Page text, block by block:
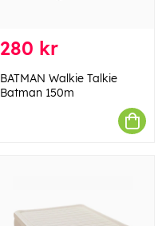
280 kr
BATMAN Walkie Talkie
Batman 150m